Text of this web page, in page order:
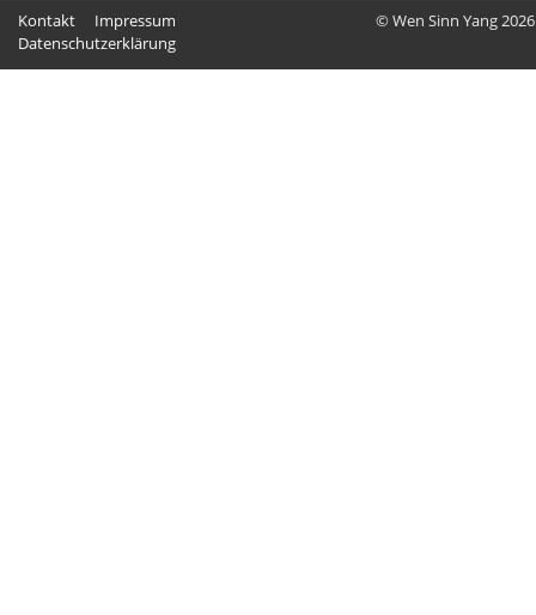
Kontakt
Impressum
Datenschutzerklärung
© Wen Sinn Yang 2026